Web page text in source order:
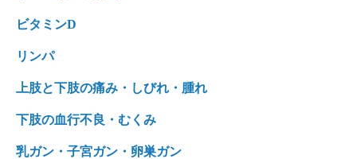
ビタミンD
リンパ
上肢と下肢の痛み・しびれ・腫れ
下肢の血行不良・むくみ
乳ガン・子宮ガン・卵巣ガン